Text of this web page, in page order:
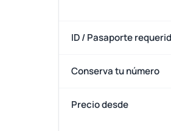
ID / Pasaporte
Conserva tu número
Precio desde